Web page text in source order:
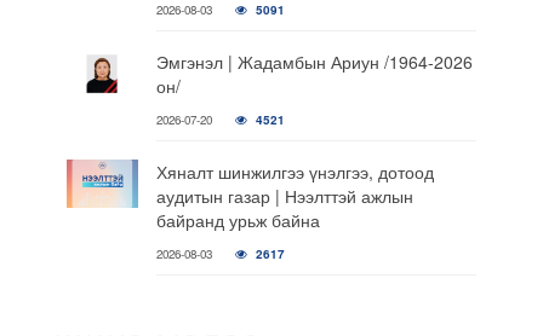
2026-08-03 5091
Эмгэнэл | Жадамбын Ариун /1964-2026
он/
2026-07-20 4521
Хяналт шинжилгээ үнэлгээ, дотоод
аудитын газар | Нээлттэй ажлын
байранд урьж байна
2026-08-03 2617